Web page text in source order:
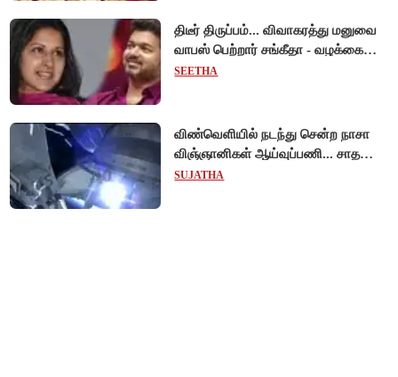
திடீர் திருப்பம்... விவாகரத்து மனுவை
வாபஸ் பெற்றார் சங்கீதா - வழக்கை
முடித்து வைத்தது செங்கல்பட்டு
SEETHA
விண்வெளியில் நடந்து சென்ற நாசா
விஞ்ஞானிகள் ஆய்வுப்பணி... சாதனை
!
SUJATHA